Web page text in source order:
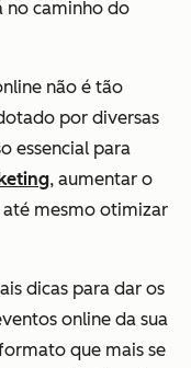
no caminho do
não é tão
por diversas
essencial para
, aumentar o
mesmo otimizar
dicas para dar os
online da sua
que mais se